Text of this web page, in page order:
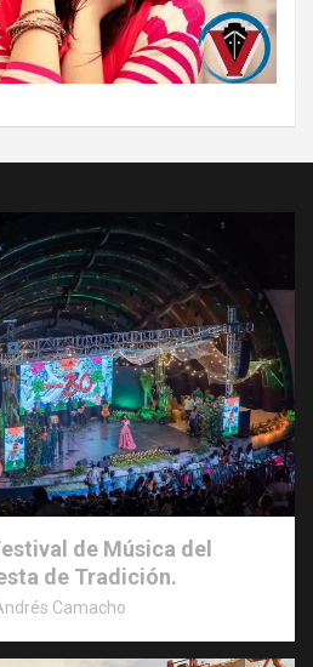
de Música del
de Tradición.
Camacho